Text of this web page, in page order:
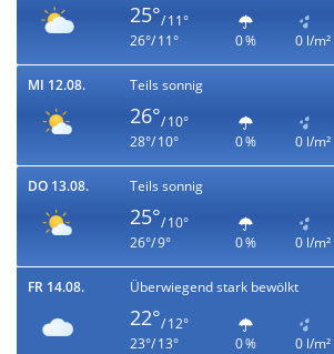
25°/ 11°
26°/ 11°
0 % 0 l/m²
MI 12.08. Teils sonnig
26°/ 10°
28°/ 10°
0 % 0 l/m²
DO 13.08. Teils sonnig
25°/ 10°
26°/ 9°
0 % 0 l/m²
FR 14.08. Überwiegend stark bewölkt
22°/ 12°
23°/ 13°
0 % 0 l/m²